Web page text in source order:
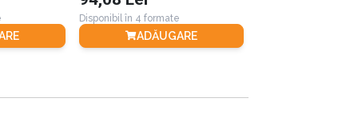
a preveni evaporarea apei.
Disponibil în 4 formate
ADĂUGARE